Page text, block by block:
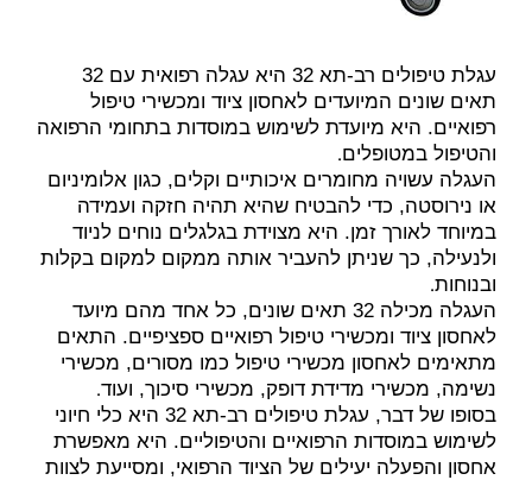
עגלת טיפולים רב-תא 32 היא עגלה רפואית עם 32
תאים שונים המיועדים לאחסון ציוד ומכשירי טיפול
רפואיים. היא מיועדת לשימוש במוסדות בתחומי הרפואה
והטיפול במטופלים.
העגלה עשויה מחומרים איכותיים וקלים, כגון אלומיניום
או נירוסטה, כדי להבטיח שהיא תהיה חזקה ועמידה
במיוחד לאורך זמן. היא מצוידת בגלגלים נוחים לניוד
ולנעילה, כך שניתן להעביר אותה ממקום למקום בקלות
ובנוחות.
העגלה מכילה 32 תאים שונים, כל אחד מהם מיועד
לאחסון ציוד ומכשירי טיפול רפואיים ספציפיים. התאים
מתאימים לאחסון מכשירי טיפול כמו מסורים, מכשירי
נשימה, מכשירי מדידת דופק, מכשירי סיכוך, ועוד.
בסופו של דבר, עגלת טיפולים רב-תא 32 היא כלי חיוני
לשימוש במוסדות הרפואיים והטיפוליים. היא מאפשרת
אחסון והפעלה יעילים של הציוד הרפואי, ומסייעת לצוות